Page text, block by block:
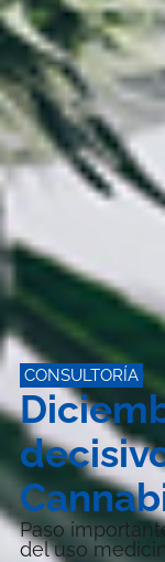
CONSULTORÍA
Paso
del uso